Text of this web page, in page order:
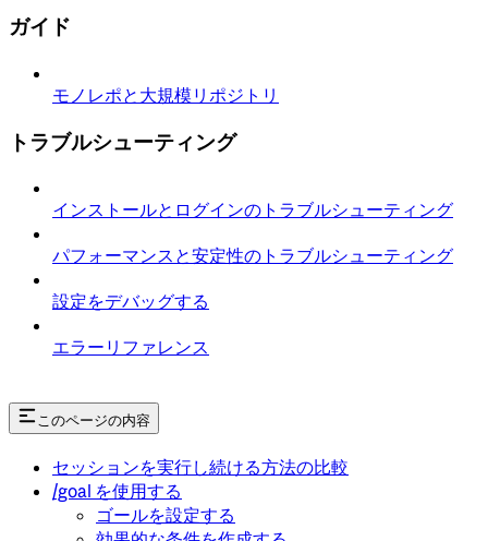
ガイド
モノレポと大規模リポジトリ
トラブルシューティング
インストールとログインのトラブルシューティング
パフォーマンスと安定性のトラブルシューティング
設定をデバッグする
エラーリファレンス
このページの内容
セッションを実行し続ける方法の比較
/goal を使用する
ゴールを設定する